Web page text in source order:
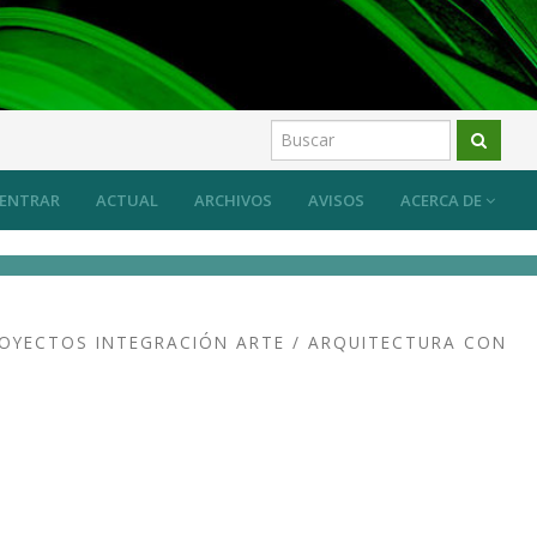
ACTUAL ARCHIVOS AVISOS ACERCA DE
ENTRAR
efectos Artículos
INTEGRACIÓN ARTE / ARQUITECTURA CON